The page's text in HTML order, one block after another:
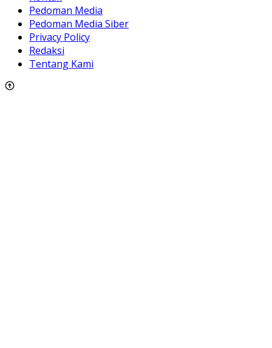
Pedoman Media
Pedoman Media Siber
Privacy Policy
Redaksi
Tentang Kami